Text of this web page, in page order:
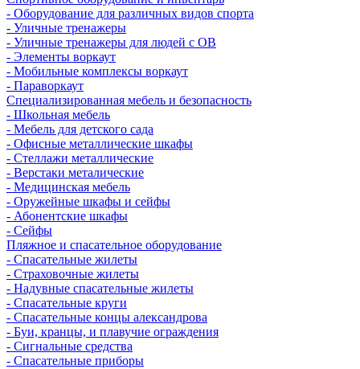
- Оборудование для различных видов спорта
- Уличные тренажеры
- Уличные тренажеры для людей с ОВ
- Элементы воркаут
- Мобильные комплексы воркаут
- Параворкаут
Cпециализированная мебель и безопасность
- Школьная мебель
- Мебель для детского сада
- Офисные металлические шкафы
- Стеллажи металлические
- Верстаки металические
- Медицинская мебель
- Оружейные шкафы и сейфы
- Абонентские шкафы
- Сейфы
Пляжное и спасательное оборудование
- Спасательные жилеты
- Страховочные жилеты
- Надувные спасательные жилеты
- Спасательные круги
- Спасательные концы александрова
- Буи, кранцы, и плавучие ограждения
- Сигнальные средства
- Спасательные приборы